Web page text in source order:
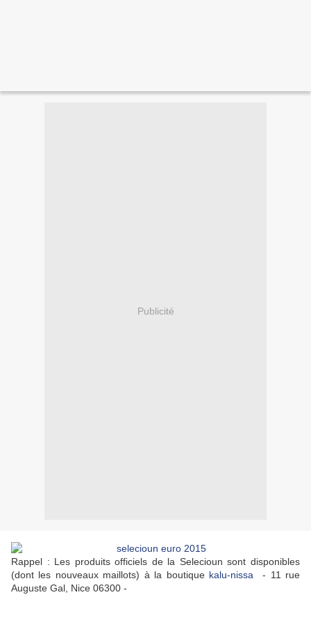
Publicité
Rappel : Les produits officiels de la Selecioun sont disponibles
(dont les nouveaux maillots) à la boutique kalu-nissa
- 11 rue
Auguste Gal, Nice 06300 -